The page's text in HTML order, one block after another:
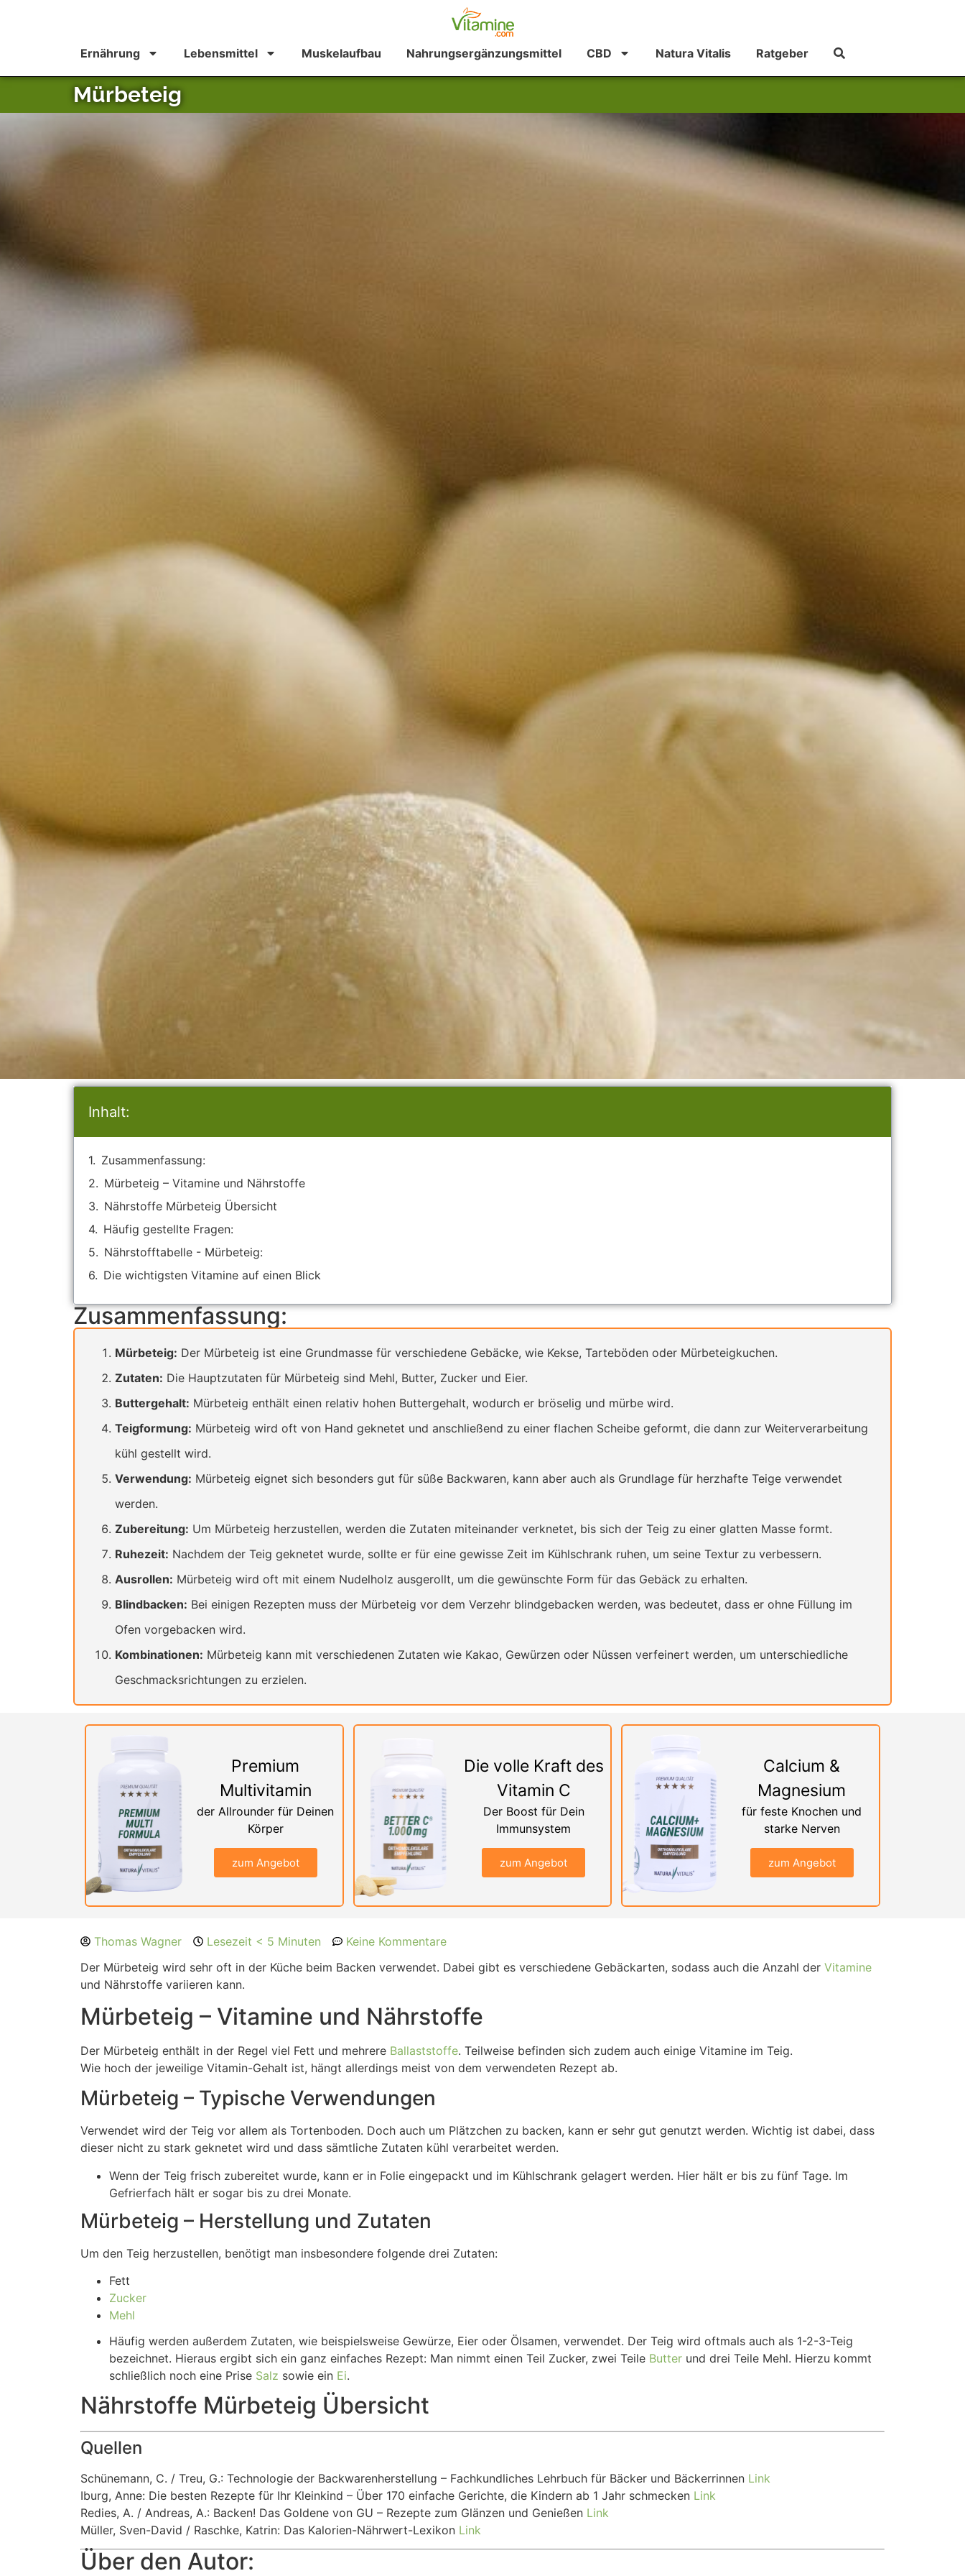
Ernährung Lebensmittel Muskelaufbau Nahrungsergänzungsmittel CBD Natura Vitalis Ratgeber
Mürbeteig
Inhalt:
Zusammenfassung:
Mürbeteig – Vitamine und Nährstoffe
Nährstoffe Mürbeteig Übersicht
Häufig gestellte Fragen:
Nährstofftabelle - Mürbeteig:
Die wichtigsten Vitamine auf einen Blick
Zusammenfassung:
Mürbeteig: Der Mürbeteig ist eine Grundmasse für verschiedene Gebäcke, wie Kekse, Tarteböden oder Mürbeteigkuchen.
Zutaten: Die Hauptzutaten für Mürbeteig sind Mehl, Butter, Zucker und Eier.
Buttergehalt: Mürbeteig enthält einen relativ hohen Buttergehalt, wodurch er bröselig und mürbe wird.
Teigformung: Mürbeteig wird oft von Hand geknetet und anschließend zu einer flachen Scheibe geformt, die dann zur Weiterverarbeitung
kühl gestellt wird.
Verwendung: Mürbeteig eignet sich besonders gut für süße Backwaren, kann aber auch als Grundlage für herzhafte Teige verwendet
werden.
Zubereitung: Um Mürbeteig herzustellen, werden die Zutaten miteinander verknetet, bis sich der Teig zu einer glatten Masse formt.
Ruhezeit: Nachdem der Teig geknetet wurde, sollte er für eine gewisse Zeit im Kühlschrank ruhen, um seine Textur zu verbessern.
Ausrollen: Mürbeteig wird oft mit einem Nudelholz ausgerollt, um die gewünschte Form für das Gebäck zu erhalten.
Blindbacken: Bei einigen Rezepten muss der Mürbeteig vor dem Verzehr blindgebacken werden, was bedeutet, dass er ohne Füllung im
Ofen vorgebacken wird.
Kombinationen: Mürbeteig kann mit verschiedenen Zutaten wie Kakao, Gewürzen oder Nüssen verfeinert werden, um unterschiedliche
Geschmacksrichtungen zu erzielen.
Premium
Multivitamin
der Allrounder für Deinen
Körper
zum Angebot
Die volle Kraft des
Vitamin C
Der Boost für Dein
Immunsystem
zum Angebot
Calcium &
Magnesium
für feste Knochen und
starke Nerven
zum Angebot
Thomas Wagner Lesezeit < 5 Minuten
Keine Kommentare
Der Mürbeteig wird sehr oft in der Küche beim Backen verwendet. Dabei gibt es verschiedene Gebäckarten, sodass auch die Anzahl der Vitamine
und Nährstoffe variieren kann.
Mürbeteig – Vitamine und Nährstoffe
Der Mürbeteig enthält in der Regel viel Fett und mehrere Ballaststoffe. Teilweise befinden sich zudem auch einige Vitamine im Teig.
Wie hoch der jeweilige Vitamin-Gehalt ist, hängt allerdings meist von dem verwendeten Rezept ab.
Mürbeteig – Typische Verwendungen
Verwendet wird der Teig vor allem als Tortenboden. Doch auch um Plätzchen zu backen, kann er sehr gut genutzt werden. Wichtig ist dabei, dass
dieser nicht zu stark geknetet wird und dass sämtliche Zutaten kühl verarbeitet werden.
Wenn der Teig frisch zubereitet wurde, kann er in Folie eingepackt und im Kühlschrank gelagert werden. Hier hält er bis zu fünf Tage. Im
Gefrierfach hält er sogar bis zu drei Monate.
Mürbeteig – Herstellung und Zutaten
Um den Teig herzustellen, benötigt man insbesondere folgende drei Zutaten:
Fett
Zucker
Mehl
Häufig werden außerdem Zutaten, wie beispielsweise Gewürze, Eier oder Ölsamen, verwendet. Der Teig wird oftmals auch als 1-2-3-Teig
bezeichnet. Hieraus ergibt sich ein ganz einfaches Rezept: Man nimmt einen Teil Zucker, zwei Teile Butter und drei Teile Mehl. Hierzu kommt
schließlich noch eine Prise Salz sowie ein Ei.
Nährstoffe Mürbeteig Übersicht
Quellen
Schünemann, C. / Treu, G.: Technologie der Backwarenherstellung – Fachkundliches Lehrbuch für Bäcker und Bäckerrinnen Link
Iburg, Anne: Die besten Rezepte für Ihr Kleinkind – Über 170 einfache Gerichte, die Kindern ab 1 Jahr schmecken Link
Redies, A. / Andreas, A.: Backen! Das Goldene von GU – Rezepte zum Glänzen und Genießen Link
Müller, Sven-David / Raschke, Katrin: Das Kalorien-Nährwert-Lexikon Link
Über den Autor: